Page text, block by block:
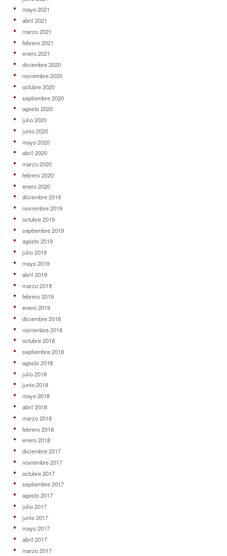
mayo 2021
abril 2021
marzo 2021
febrero 2021
enero 2021
diciembre 2020
noviembre 2020
octubre 2020
septiembre 2020
agosto 2020
julio 2020
junio 2020
mayo 2020
abril 2020
marzo 2020
febrero 2020
enero 2020
diciembre 2019
noviembre 2019
octubre 2019
septiembre 2019
agosto 2019
julio 2019
mayo 2019
abril 2019
marzo 2019
febrero 2019
enero 2019
diciembre 2018
noviembre 2018
octubre 2018
septiembre 2018
agosto 2018
julio 2018
junio 2018
mayo 2018
abril 2018
marzo 2018
febrero 2018
enero 2018
diciembre 2017
noviembre 2017
octubre 2017
septiembre 2017
agosto 2017
julio 2017
junio 2017
mayo 2017
abril 2017
marzo 2017